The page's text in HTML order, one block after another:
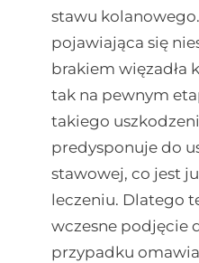
stawu
pojawiająca się
brakiem więzadła
tak na pewnym
takiego
predysponuje do
stawowej, co jest
leczeniu. Dlatego
wczesne podjęcie
przypadku